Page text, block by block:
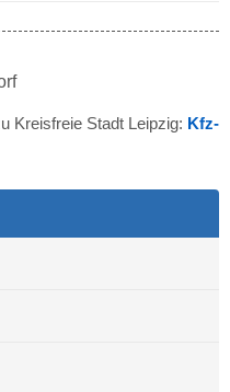
Kreisfreie Stadt Leipzig: Kfz-